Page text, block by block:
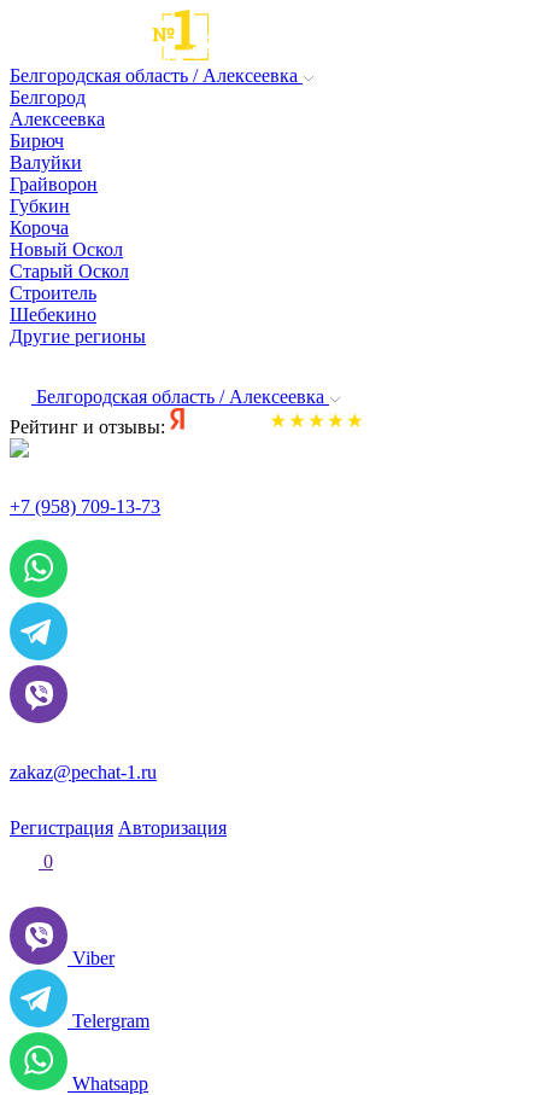
Белгородская область / Алексеевка
Белгород
Алексеевка
Бирюч
Валуйки
Грайворон
Губкин
Короча
Новый Оскол
Старый Оскол
Строитель
Шебекино
Другие регионы
Белгородская область / Алексеевка
Рейтинг и отзывы:
+7 (958) 709-13-73
zakaz@pechat-1.ru
Регистрация Авторизация
0
Viber
Telergram
Whatsapp